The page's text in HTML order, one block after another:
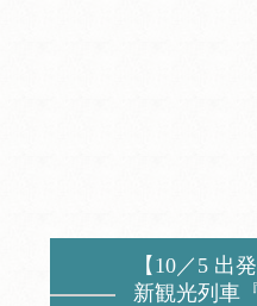
【10／5 出
新観光列車